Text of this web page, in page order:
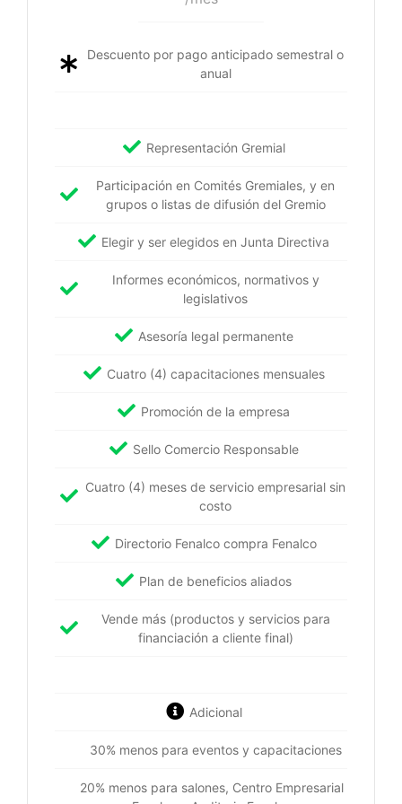
Descuento por pago anticipado semestral o
anual
Representación Gremial
Participación en Comités Gremiales, y en
grupos o listas de difusión del Gremio
Elegir y ser elegidos en Junta Directiva
Informes económicos, normativos y
legislativos
Asesoría legal permanente
Cuatro (4) capacitaciones mensuales
Promoción de la empresa
Sello Comercio Responsable
Cuatro (4) meses de servicio empresarial sin
costo
Directorio Fenalco compra Fenalco
Plan de beneficios aliados
Vende más (productos y servicios para
financiación a cliente final)
Adicional
30% menos para eventos y capacitaciones
20% menos para salones, Centro Empresarial